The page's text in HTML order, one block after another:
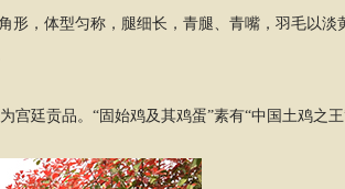
形，体型匀称，腿细长，青腿、青嘴，羽毛以
廷贡品。“固始鸡及其鸡蛋”素有“中国土鸡之王